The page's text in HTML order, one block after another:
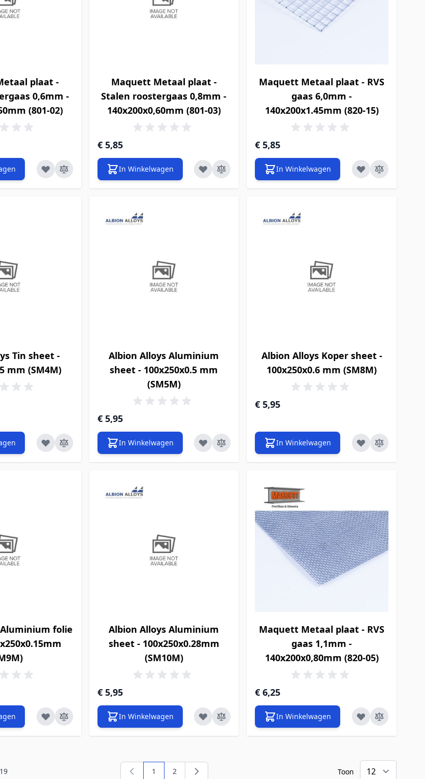
plaat -
0,6mm -
(801-02)
Maquett Metaal plaat -
Stalen roostergaas 0,8mm -
140x200x0,60mm (801-03)
€ 5,85
In Winkelwagen
Maquett Metaal plaat - RVS
gaas 6,0mm -
140x200x1.45mm (820-15)
€ 5,85
In Winkelwagen
Tin sheet -
mm (SM4M)
Albion Alloys Aluminium
sheet - 100x250x0.5 mm
(SM5M)
€ 5,95
In Winkelwagen
Albion Alloys Koper sheet -
100x250x0.6 mm (SM8M)
€ 5,95
In Winkelwagen
folie
Albion Alloys Aluminium
sheet - 100x250x0.28mm
(SM10M)
€ 5,95
In Winkelwagen
Maquett Metaal plaat - RVS
gaas 1,1mm -
140x200x0,80mm (820-05)
€ 6,25
In Winkelwagen
19 U lees momenteel pagina
1 Pagina
2 Toon